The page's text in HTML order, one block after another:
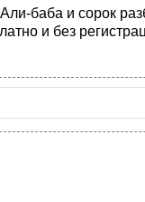
баба и сорок
и без